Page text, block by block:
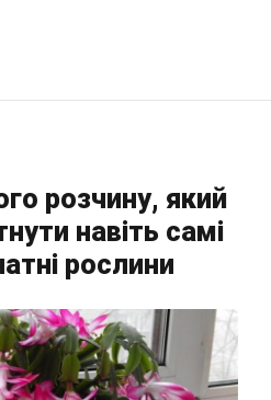
розчину, який
навіть самі
рослини